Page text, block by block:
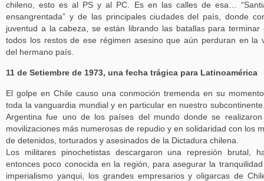
chileno, esto es al PS y al PC. Es en las calles de esa…
ensangrentada” y de las principales ciudades del país, donde
juventud a la cabeza, se están librando las batallas para terminar
todos los restos de ese régimen asesino que aún perduran en la
del hermano país.
11 de Setiembre de 1973, una fecha trágica para Latinoamérica
El golpe en Chile causo una conmoción tremenda en su
toda la vanguardia mundial y en particular en nuestro
Argentina fue uno de los países del mundo donde se
movilizaciones más numerosas de repudio y en solidaridad con los
de detenidos, torturados y asesinados de la Dictadura chilena.
Los militares pinochetistas descargaron una represión brutal,
entonces poco conocida en la región, para asegurar la
imperialismo yanqui, los grandes empresarios y oligarcas de